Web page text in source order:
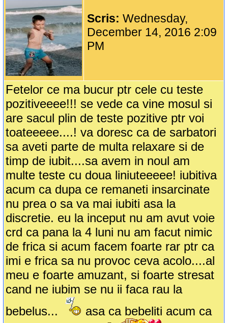
Scris:Wednesday,
December 14, 2016 2:09
PM
Fetelor ce ma bucur ptr cele cu teste
pozitiveeee!!! se vede ca vine mosul si
are sacul plin de teste pozitive ptr voi
toateeeee....! va doresc ca de sarbatori
sa aveti parte de multa relaxare si de
timp de iubit....sa avem in noul am
multe teste cu doua liniuteeeee! iubitiva
acum ca dupa ce remaneti insarcinate
nu prea o sa va mai iubiti asa la
discretie. eu la inceput nu am avut voie
crd ca pana la 4 luni nu am facut nimic
de frica si acum facem foarte rar ptr ca
imi e frica sa nu provoc ceva acolo....al
meu e foarte amuzant, si foarte stresat
cand ne iubim se nu ii faca rau la
bebelus...
asa ca bebeliti acum ca